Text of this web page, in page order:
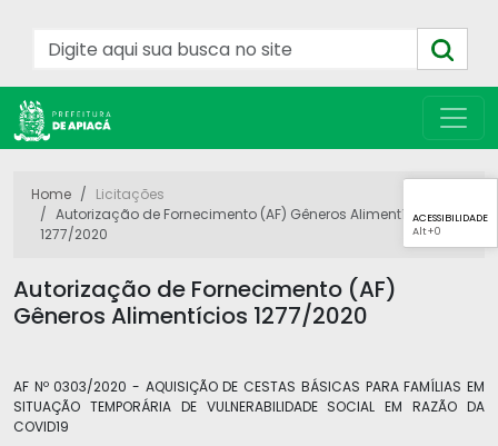
ACESSIBILIDADE
Alt+0
Home
Licitações
Autorização de Fornecimento (AF) Gêneros Alimentícios
1277/2020
Autorização de Fornecimento (AF)
Gêneros Alimentícios 1277/2020
AF Nº 0303/2020 - AQUISIÇÃO DE CESTAS BÁSICAS PARA FAMÍLIAS EM
SITUAÇÃO TEMPORÁRIA DE VULNERABILIDADE SOCIAL EM RAZÃO DA
COVID19